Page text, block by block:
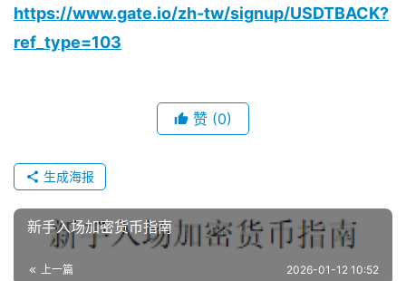
https://www.gate.io/zh-tw/signup/USDTBACK?
ref_type=103
赞 (0)
生成海报
新手入场加密货币指南
上一篇 2026-01-12 10:52